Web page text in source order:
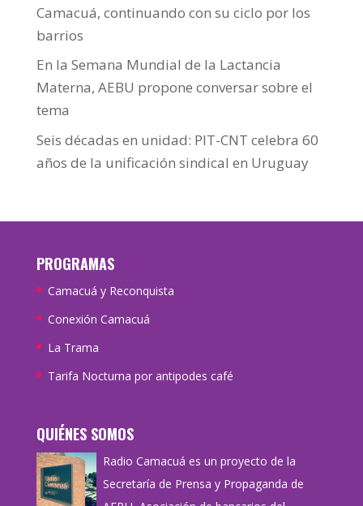
Camacuá, continuando con su ciclo por los
barrios
En la Semana Mundial de la Lactancia
Materna, AEBU propone conversar sobre el
tema
Seis décadas en unidad: PIT-CNT celebra 60
años de la unificación sindical en Uruguay
PROGRAMAS
Camacuá y Reconquista
Conexión Camacuá
La Trama
Tarifa Nocturna por antipodes café
QUIÉNES SOMOS
Radio Camacuá es un proyecto de la
Secretaría de Prensa y Propaganda de